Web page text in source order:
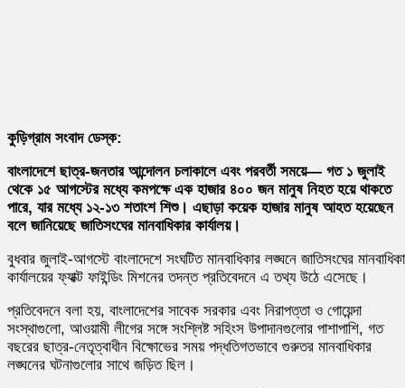
কুড়িগ্রাম সংবাদ ডেস্ক:
বাংলাদেশে ছাত্র-জনতার আন্দোলন চলাকালে এবং পরবর্তী সময়ে— গত ১ জুলাই
থেকে ১৫ আগস্টের মধ্যে কমপক্ষে এক হাজার ৪০০ জন মানুষ নিহত হয়ে থাকতে
পারে, যার মধ্যে ১২-১৩ শতাংশ শিশু। এছাড়া কয়েক হাজার মানুষ আহত হয়েছেন
বলে জানিয়েছে জাতিসংঘের মানবাধিকার কার্যালয়।
বুধবার জুলাই-আগস্টে বাংলাদেশে সংঘটিত মানবাধিকার লঙ্ঘনে জাতিসংঘের
কার্যালয়ের ফ্যাক্ট ফাইন্ডিং মিশনের তদন্ত প্রতিবেদনে এ তথ্য উঠে এসেছে।
প্রতিবেদনে বলা হয়, বাংলাদেশের সাবেক সরকার এবং নিরাপত্তা ও গোয়েন্দা
সংস্থাগুলো, আওয়ামী লীগের সঙ্গে সংশ্লিষ্ট সহিংস উপাদানগুলোর পাশাপাশি, গত
বছরের ছাত্র-নেতৃত্বাধীন বিক্ষোভের সময় পদ্ধতিগতভাবে গুরুতর মানবাধিকার
লঙ্ঘনের ঘটনাগুলোর সাথে জড়িত ছিল।